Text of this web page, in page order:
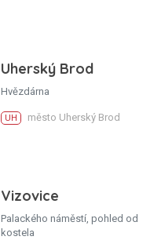
Uherský Brod
Hvězdárna
UH město Uherský Brod
Vizovice
Palackého náměstí, pohled od
kostela